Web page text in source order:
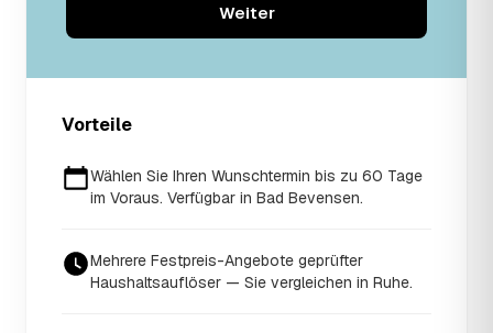
Weiter
Vorteile
Wählen Sie Ihren Wunschtermin bis zu 60 Tage
im Voraus. Verfügbar in Bad Bevensen.
Mehrere Festpreis-Angebote geprüfter
Haushaltsauflöser — Sie vergleichen in Ruhe.